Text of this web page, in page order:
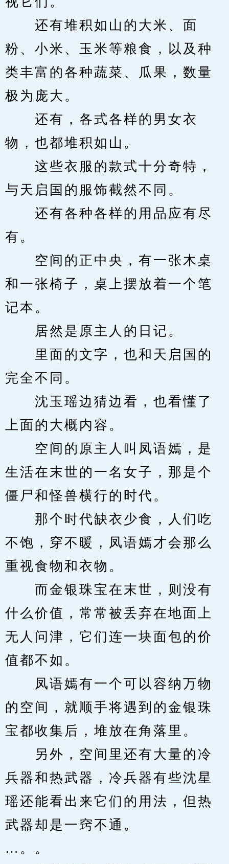
还有堆积如山的大米、面
粉、小米、玉米等粮食，以及种
类丰富的各种蔬菜、瓜果，数量
极为庞大。
还有，各式各样的男女衣
物，也都堆积如山。
这些衣服的款式十分奇特，
与天启国的服饰截然不同。
还有各种各样的用品应有尽
有。
空间的正中央，有一张木桌
和一张椅子，桌上摆放着一个笔
记本。
居然是原主人的日记。
里面的文字，也和天启国的
完全不同。
沈玉瑶边猜边看，也看懂了
上面的大概内容。
空间的原主人叫凤语嫣，是
生活在末世的一名女子，那是个
僵尸和怪兽横行的时代。
那个时代缺衣少食，人们吃
不饱，穿不暖，凤语嫣才会那么
重视食物和衣物。
而金银珠宝在末世，则没有
什么价值，常常被丢弃在地面上
无人问津，它们连一块面包的价
值都不如。
凤语嫣有一个可以容纳万物
的空间，就顺手将遇到的金银珠
宝都收集后，堆放在角落里。
另外，空间里还有大量的冷
兵器和热武器，冷兵器有些沈星
瑶还能看出来它们的用法，但热
武器却是一窍不通。
…。。